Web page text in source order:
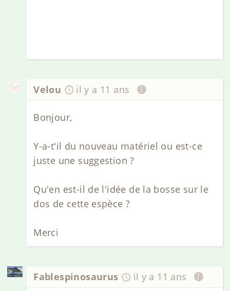
Velou il y a 11 ans
Bonjour,
Y-a-t'il du nouveau matériel ou est-ce
juste une suggestion ?
Qu'en est-il de l'idée de la bosse sur le
dos de cette espèce ?
Merci
Fablespinosaurus il y a 11 ans